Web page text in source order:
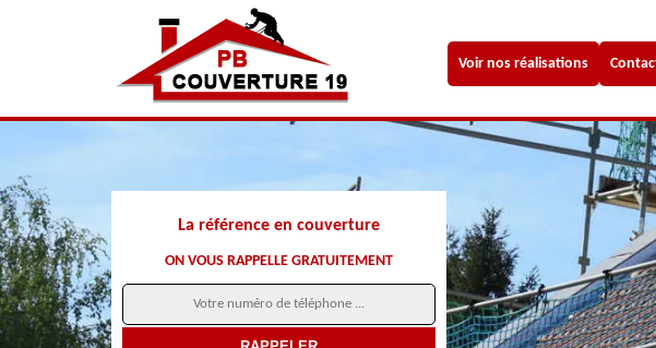
Voir nos réalisations
La référence en couverture
ON VOUS RAPPELLE GRATUITEMENT